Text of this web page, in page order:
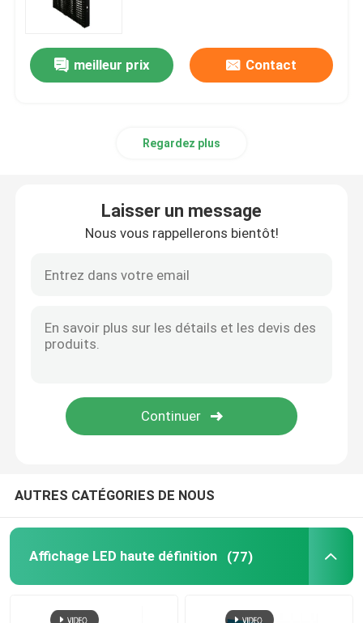
Affichage à LED de location extérieur
Écran du stade LED
Écran à LED transparent
Affichage d'écran flexible de LED
signes menés extérieurs
Éclairage extérieur à LED
meilleur prix Contact
Regardez plus
Laisser un message
Nous vous rappellerons bientôt!
AUTRES CATÉGORIES DE NOUS
Affichage LED haute définition (77)